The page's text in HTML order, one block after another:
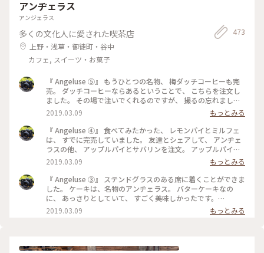
アンヂェラス
アンジェラス
多くの文化人に愛された喫茶店
上野・浅草・御徒町・谷中
カフェ, スイーツ・お菓子
473
『 Angeluse ⑤』 もうひとつの名物、 梅ダッチコーヒーも完
売。 ダッチコーヒーならあるということで、 こちらを注文し
ました。 その場で注いでくれるのですが、 撮るの忘れました
😅 美味しくいただきました。 最初で最後の訪問になりました
が、 本当に行くことが出来てよかったです。 #angeluse#アン
ヂェラス#浅草カフェ#ダッチコーヒー
2019.03.09
もっとみる
『 Angeluse ④』 食べてみたかった、 レモンパイとミルフェ
は、 すでに完売していました。 友達とシェアして、 アンヂェ
ラスの他、 アップルパイとサバリンを注文。 アップルパイ
は、みっちり。 サバリンは、しみしみでした。 #angeluse#ア
ンヂェラス#浅草カフェ#ケーキ#アップルパイ#サバリン
2019.03.09
もっとみる
『 Angeluse ③』 ステンドグラスのある席に着くことができま
した。 ケーキは、名物のアンヂェラス。 バターケーキなの
に、 あっさりとしていて、 すごく美味しかったです。
#angeluse#アンヂェラス#浅草カフェ#ケーキ#おやつ
2019.03.09 もっとみる